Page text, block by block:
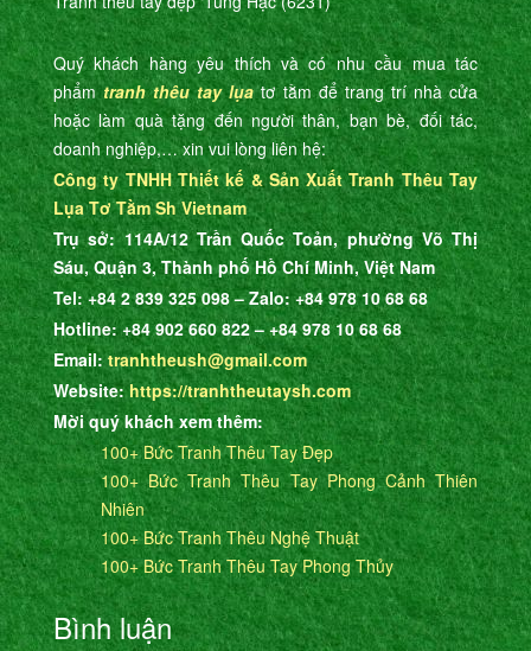
Quý khách hàng yêu thích và có nhu cầu mua tác
phẩmtranh thêu tay lụatơ tằm để trang trí nhà cửa
hoặc làm quà tặng đến người thân, bạn bè, đối tác,
doanh nghiệp,… xin vui lòng liên hệ:
Công ty TNHH Thiết kế & Sản Xuất Tranh Thêu Tay
Lụa Tơ Tằm Sh Vietnam
Trụ sở: 114A/12 Trần Quốc Toản, phường Võ Thị
Sáu, Quận 3, Thành phố Hồ Chí Minh, Việt Nam
Tel: +84 2 839 325 098 – Zalo: +84 978 10 68 68
Hotline: +84 902 660 822 – +84 978 10 68 68
Email:tranhtheush@gmail.com
Website:https://tranhtheutaysh.com
Mời quý khách xem thêm:
100+ Bức Tranh Thêu Tay Đẹp
100+ Bức Tranh Thêu Tay Phong Cảnh Thiên
Nhiên
100+ Bức Tranh Thêu Nghệ Thuật
100+ Bức Tranh Thêu Tay Phong Thủy
Bình luận